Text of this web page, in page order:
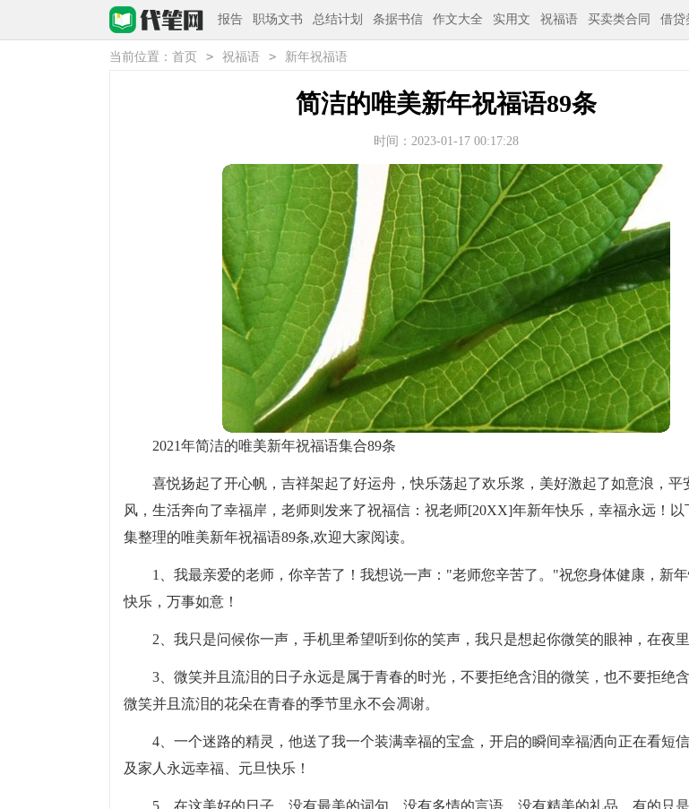
报告 职场文书 总结计划 条据书信 作文大全 实用文 祝福语 买卖类合同 借贷
当前位置： 首页 > 祝福语 > 新年祝福语
简洁的唯美新年祝福语89条
时间：2023-01-17 00:17:28
2021年简洁的唯美新年祝福语集合89条
喜悦扬起了开心帆，吉祥架起了好运舟，快乐荡起了欢乐浆，美好激起了如意浪，平
风，生活奔向了幸福岸，老师则发来了祝福信：祝老师[20XX]年新年快乐，幸福永远！以
集整理的唯美新年祝福语89条,欢迎大家阅读。
1、我最亲爱的老师，你辛苦了！我想说一声："老师您辛苦了。"祝您身体健康，新
快乐，万事如意！
2、我只是问候你一声，手机里希望听到你的笑声，我只是想起你微笑的眼神，在夜里
3、微笑并且流泪的日子永远是属于青春的时光，不要拒绝含泪的微笑，也不要拒绝含
微笑并且流泪的花朵在青春的季节里永不会凋谢。
4、一个迷路的精灵，他送了我一个装满幸福的宝盒，开启的瞬间幸福洒向正在看短
及家人永远幸福、元旦快乐！
5、在这美好的日子，没有最美的词句，没有多情的言语，没有精美的礼品，有的只